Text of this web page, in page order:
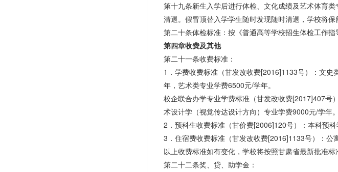
第十九条新生入学后进行体检、文化成绩及艺术体育
清退。假冒顶替入学学生随时发现随时清退，学校将保
第二十条体检标准：按《普通高等学校招生体检工作指
第四章收费及其他
第二十一条收费标准：
1．学费收费标准（甘发改收费[2016]1133号）：文
年，艺术类专业学费6500元/学年。
校企联合办学专业学费标准（甘发改收费[2017]407号
术设计学（视觉传达设计方向）专业学费9000元/学年。
2．预科生收费标准（甘价费[2006]120号）：本科预科
3．住宿费收费标准（甘发改收费[2016]1133号）：公
以上收费标准如有变化，学校将按照甘肃省最新批准标
第二十二条奖、贷、助学金：